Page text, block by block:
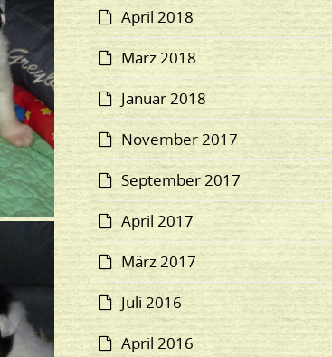
April 2018
März 2018
Januar 2018
November 2017
September 2017
April 2017
März 2017
Juli 2016
April 2016